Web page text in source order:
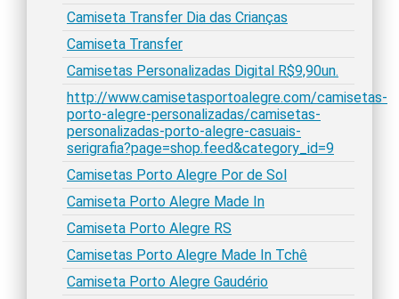
Camiseta Transfer Dia das Crianças
Camiseta Transfer
Camisetas Personalizadas Digital R$9,90un.
http://www.camisetasportoalegre.com/camisetas-
porto-alegre-personalizadas/camisetas-
personalizadas-porto-alegre-casuais-
serigrafia?page=shop.feed&category_id=9
Camisetas Porto Alegre Por de Sol
Camiseta Porto Alegre Made In
Camiseta Porto Alegre RS
Camisetas Porto Alegre Made In Tchê
Camiseta Porto Alegre Gaudério